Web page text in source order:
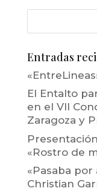
Entradas
El Entalto
en el VII
Zaragoza y
«Rostro de
«Pasaba por
Christian